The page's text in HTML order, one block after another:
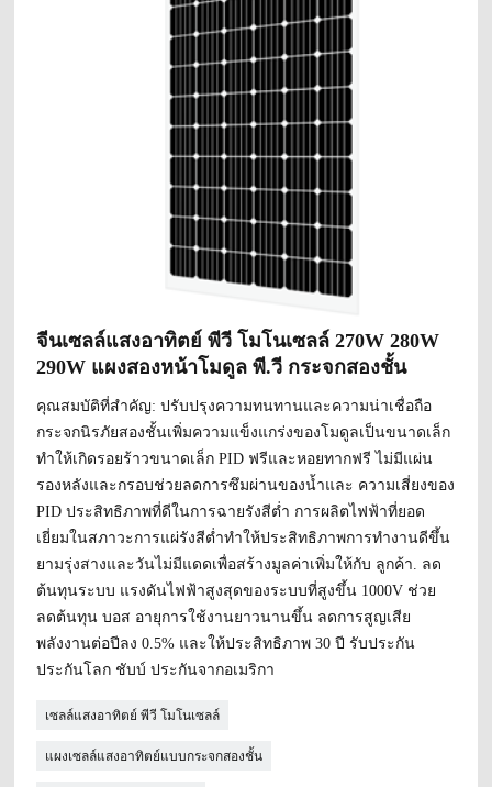
จีนเซลล์แสงอาทิตย์ พีวี โมโนเซลล์ 270W 280W
290W แผงสองหน้าโมดูล พี.วี กระจกสองชั้น
คุณสมบัติที่สำคัญ: ปรับปรุงความทนทานและความน่าเชื่อถือ
กระจกนิรภัยสองชั้นเพิ่มความแข็งแกร่งของโมดูลเป็นขนาดเล็ก
ทำให้เกิดรอยร้าวขนาดเล็ก PID ฟรีและหอยทากฟรี ไม่มีแผ่น
รองหลังและกรอบช่วยลดการซึมผ่านของน้ำและ ความเสี่ยงของ
PID ประสิทธิภาพที่ดีในการฉายรังสีต่ำ การผลิตไฟฟ้าที่ยอด
เยี่ยมในสภาวะการแผ่รังสีต่ำทำให้ประสิทธิภาพการทำงานดีขึ้น
ยามรุ่งสางและวันไม่มีแดดเพื่อสร้างมูลค่าเพิ่มให้กับ ลูกค้า. ลด
ต้นทุนระบบ แรงดันไฟฟ้าสูงสุดของระบบที่สูงขึ้น 1000V ช่วย
ลดต้นทุน บอส อายุการใช้งานยาวนานขึ้น ลดการสูญเสีย
พลังงานต่อปีลง 0.5% และให้ประสิทธิภาพ 30 ปี รับประกัน
ประกันโลก ชับบ์ ประกันจากอเมริกา
เซลล์แสงอาทิตย์ พีวี โมโนเซลล์
แผงเซลล์แสงอาทิตย์แบบกระจกสองชั้น